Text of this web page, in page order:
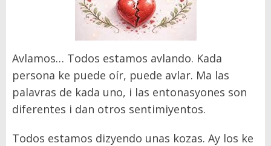
Avlamos… Todos estamos avlando. Kada
persona ke puede oír, puede avlar. Ma las
palavras de kada uno, i las entonasyones son
diferentes i dan otros sentimiyentos.
Todos estamos dizyendo unas kozas. Ay los ke